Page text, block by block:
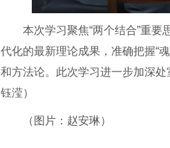
本次学习聚焦“两个结合”重
代化的最新理论成果，准确把握“
和方法论。此次学习进一步加深
钰滢）
（图片：赵安琳）